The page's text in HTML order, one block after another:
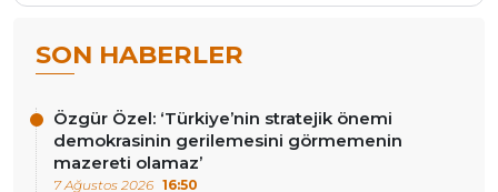
SON HABERLER
Özgür Özel: ‘Türkiye’nin stratejik önemi
demokrasinin gerilemesini görmemenin
mazereti olamaz’
7 Ağustos 2026 16:50